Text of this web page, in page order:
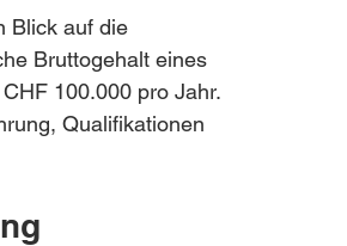
Blick auf die
Bruttogehalt eines
100.000 pro Jahr.
Qualifikationen